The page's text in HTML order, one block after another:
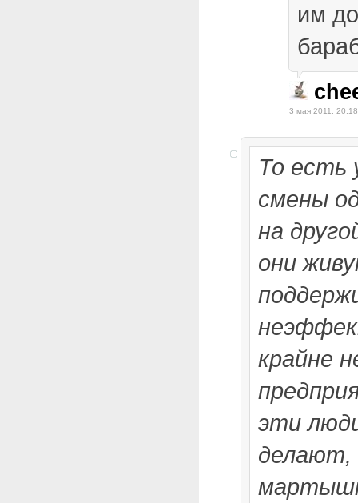
им
3 мая 2011, 20:18
То есть
смены
на
они
крайне
эти
делают,